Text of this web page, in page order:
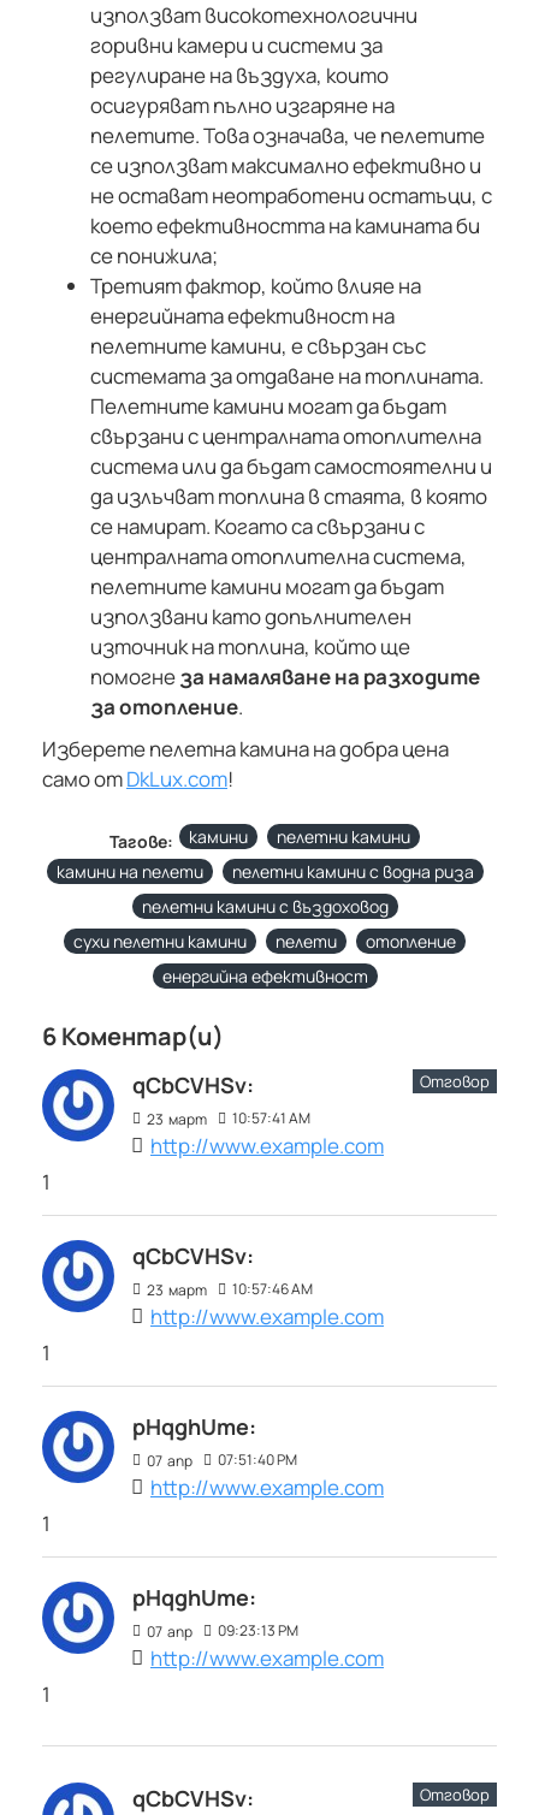
използват високотехнологични
горивни камери и системи за
регулиране на въздуха, които
осигуряват пълно изгаряне на
пелетите. Това означава, че пелетите
се използват максимално ефективно и
не остават неотработени остатъци, с
което ефективността на камината би
се понижила;
Третият фактор, който влияе на
енергийната ефективност на
пелетните камини, е свързан със
системата за отдаване на топлината.
Пелетните камини могат да бъдат
свързани с централната отоплителна
система или да бъдат самостоятелни и
да излъчват топлина в стаята, в която
се намират. Когато са свързани с
централната отоплителна система,
пелетните камини могат да бъдат
използвани като допълнителен
източник на топлина, който ще
помогнеза намаляване на разходите
за отопление.
Изберете пелетна камина на добра цена
само отDkLux.com!
Тагове: камини
пелетни камини
камини на пелети
пелетни камини с водна риза
пелетни камини с въздоховод
сухи пелетни камини
пелети
отопление
енергийна ефективност
6 Коментар(и)
qCbCVHSv:
23 март 10:57:41 AM
http://www.example.com
Отговор
1
qCbCVHSv:
23 март 10:57:46 AM
http://www.example.com
1
pHqghUme:
07 апр 07:51:40 PM
http://www.example.com
1
pHqghUme:
07 апр 09:23:13 PM
http://www.example.com
1
qCbCVHSv: Отговор